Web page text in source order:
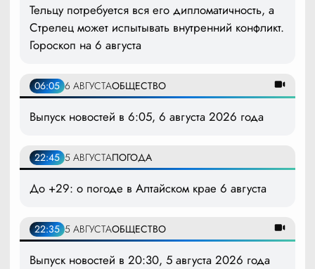
Тельцу потребуется вся его дипломатичность, а
Стрелец может испытывать внутренний конфликт.
Гороскоп на 6 августа
06:05 6 АВГУСТАОБЩЕСТВО
Выпуск новостей в 6:05, 6 августа 2026 года
22:45 5 АВГУСТАПОГОДА
До +29: о погоде в Алтайском крае 6 августа
22:35 5 АВГУСТАОБЩЕСТВО
Выпуск новостей в 20:30, 5 августа 2026 года